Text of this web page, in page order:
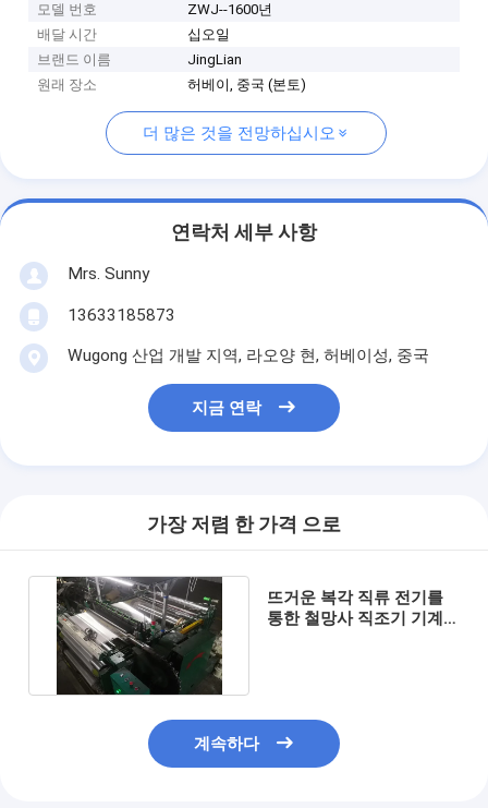
모델 번호
ZWJ--1600년
배달 시간
십오일
브랜드 이름
JingLian
원래 장소
허베이, 중국 (본토)
더 많은 것을 전망하십시오
연락처 세부 사항
Mrs. Sunny
13633185873
Wugong 산업 개발 지역, 라오양 현, 허베이성, 중국
지금 연락
가장 저렴 한 가격 으로
뜨거운 복각 직류 전기를
통한 철망사 직조기 기계
계속하다